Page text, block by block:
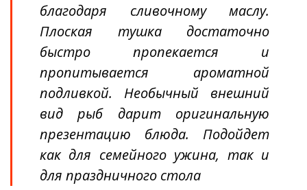
благодаря сливочному маслу.
Плоская тушка достаточно
быстро пропекается и
пропитывается ароматной
подливкой. Необычный внешний
вид рыб дарит оригинальную
презентацию блюда. Подойдет
как для семейного ужина, так и
для праздничного стола